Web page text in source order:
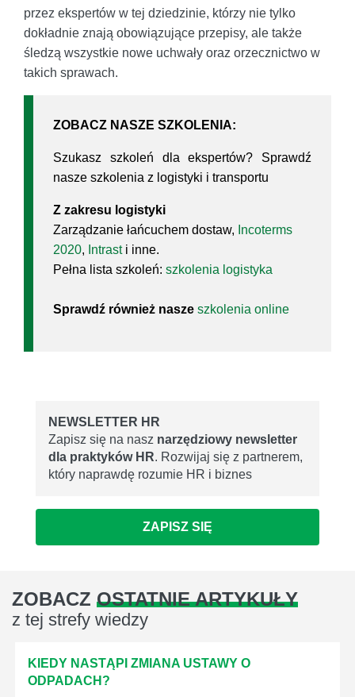
przez ekspertów w tej dziedzinie, którzy nie tylko
dokładnie znają obowiązujące przepisy, ale także
śledzą wszystkie nowe uchwały oraz orzecznictwo w
takich sprawach.
ZOBACZ NASZE SZKOLENIA:
Szukasz szkoleń dla ekspertów? Sprawdź
nasze szkolenia z logistyki i transportu
Z zakresu logistyki
Zarządzanie łańcuchem dostaw, Incoterms
2020, Intrasti inne.
Pełna lista szkoleń: szkolenia logistyka
Sprawdź również nasze szkolenia online
NEWSLETTER HR
Zapisz się na nasz narzędziowy newsletter
dla praktyków HR. Rozwijaj się z partnerem,
który naprawdę rozumie HR i biznes
ZAPISZ SIĘ
ZOBACZ OSTATNIE ARTYKUŁY
z tej strefy wiedzy
KIEDY NASTĄPI ZMIANA USTAWY O
ODPADACH?